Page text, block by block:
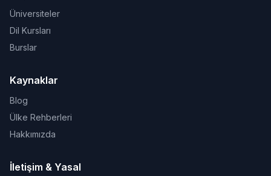
Üniversiteler
Dil Kursları
Burslar
Kaynaklar
Blog
Ülke Rehberleri
Hakkımızda
İletişim & Yasal